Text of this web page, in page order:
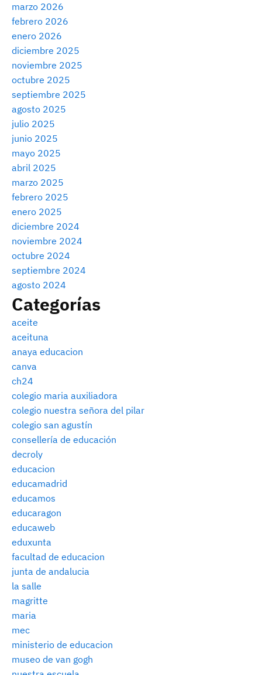
marzo 2026
febrero 2026
enero 2026
diciembre 2025
noviembre 2025
octubre 2025
septiembre 2025
agosto 2025
julio 2025
junio 2025
mayo 2025
abril 2025
marzo 2025
febrero 2025
enero 2025
diciembre 2024
noviembre 2024
octubre 2024
septiembre 2024
agosto 2024
Categorías
aceite
aceituna
anaya educacion
canva
ch24
colegio maria auxiliadora
colegio nuestra señora del pilar
colegio san agustín
consellería de educación
decroly
educacion
educamadrid
educamos
educaragon
educaweb
eduxunta
facultad de educacion
junta de andalucia
la salle
magritte
maria
mec
ministerio de educacion
museo de van gogh